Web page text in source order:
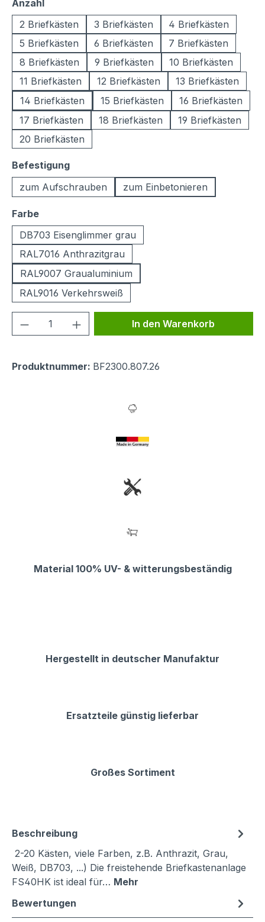
Anzahlauswählen
2 Briefkästen
3 Briefkästen
4 Briefkästen
5 Briefkästen
6 Briefkästen
7 Briefkästen
8 Briefkästen
9 Briefkästen
10 Briefkästen
11 Briefkästen
12 Briefkästen
13 Briefkästen
14 Briefkästen
15 Briefkästen
16 Briefkästen
17 Briefkästen
18 Briefkästen
19 Briefkästen
20 Briefkästen
Befestigungauswählen
zum Aufschrauben
zum Einbetonieren
Farbeauswählen
DB703 Eisenglimmer grau
RAL7016 Anthrazitgrau
RAL9007 Graualuminium
RAL9016 Verkehrsweiß
Produkt Anzahl: Gib denIn den Warenkorb
Produktnummer: BF2300.807.26
Material 100% UV- & witterungsbeständig
Hergestellt in deutscher Manufaktur
Ersatzteile günstig lieferbar
Großes Sortiment
Beschreibung
2-20 Kästen, viele Farben, z.B. Anthrazit, Grau,
Weiß, DB703, ...) Die freistehende Briefkastenanlage
FS40HK ist ideal für… Mehr
Bewertungen